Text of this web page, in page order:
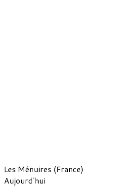
Les Ménuires (France)
Aujourd'hui